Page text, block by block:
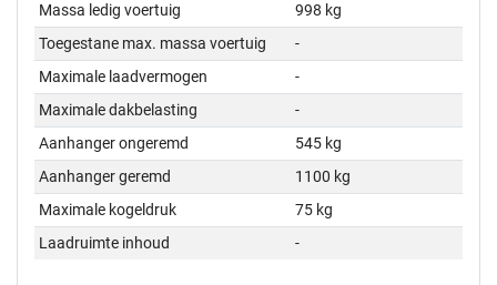
Massa ledig voertuig
998 kg
Toegestane max. massa voertuig
-
Maximale laadvermogen
-
Maximale dakbelasting
-
Aanhanger ongeremd
545 kg
Aanhanger geremd
1100 kg
Maximale kogeldruk
75 kg
Laadruimte inhoud
-